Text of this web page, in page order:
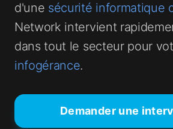
d'une sécurité informatique
Network intervient
dans tout le secteur pour
infogérance.
Demander une